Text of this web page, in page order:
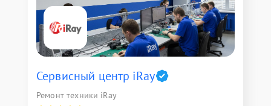
Сервисный центр iRay
Ремонт техники iRay